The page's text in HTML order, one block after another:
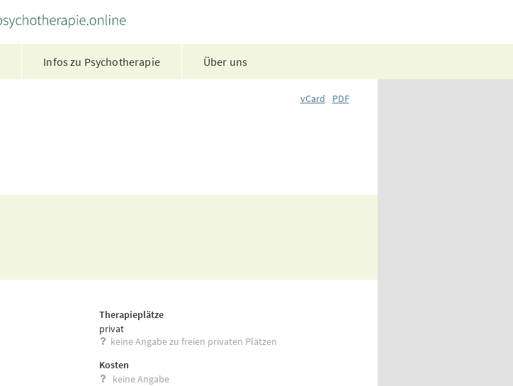
Infos zu Psychotherapie Über uns
vCard PDF
Therapieplätze
privat
keine Angabe zu freien privaten Plätzen
Kosten
keine Angabe